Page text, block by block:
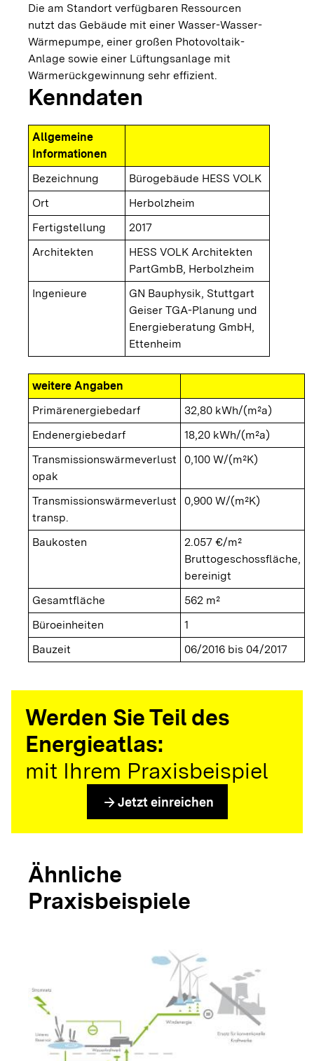
Die am Standort verfügbaren Ressourcen
nutzt das Gebäude mit einer Wasser-Wasser-
Wärmepumpe, einer großen Photovoltaik-
Anlage sowie einer Lüftungsanlage mit
Wärmerückgewinnung sehr effizient.
Kenndaten
Allgemeine
Informationen
Bezeichnung
Bürogebäude HESS VOLK
Ort
Herbolzheim
Fertigstellung
2017
Architekten
HESS VOLK Architekten
PartGmbB, Herbolzheim
Ingenieure
GN Bauphysik, Stuttgart
Geiser TGA-Planung und
Energieberatung GmbH,
Ettenheim
weitere Angaben
Primärenergiebedarf
32,80 kWh/(m²a)
Endenergiebedarf
18,20 kWh/(m²a)
Transmissionswärmeverlust
opak
0,100 W/(m²K)
Transmissionswärmeverlust
transp.
0,900 W/(m²K)
Baukosten
2.057 €/m²
Bruttogeschossfläche,
bereinigt
Gesamtfläche
562 m²
Büroeinheiten
1
Bauzeit
06/2016 bis 04/2017
Werden Sie Teil des
Energieatlas:
mit Ihrem Praxisbeispiel
arrow_forward Jetzt einreichen
Ähnliche
Praxisbeispiele